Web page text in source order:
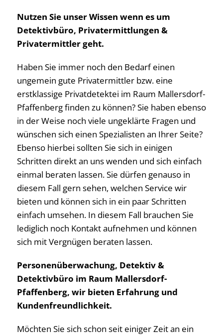
Nutzen Sie unser Wissen wenn es um
Detektivbüro, Privatermittlungen &
Privatermittler geht.
Haben Sie immer noch den Bedarf einen
ungemein gute Privatermittler bzw. eine
erstklassige Privatdetektei im Raum Mallersdorf-
Pfaffenberg finden zu können? Sie haben ebenso
in der Weise noch viele ungeklärte Fragen und
wünschen sich einen Spezialisten an Ihrer Seite?
Ebenso hierbei sollten Sie sich in einigen
Schritten direkt an uns wenden und sich einfach
einmal beraten lassen. Sie dürfen genauso in
diesem Fall gern sehen, welchen Service wir
bieten und können sich in ein paar Schritten
einfach umsehen. In diesem Fall brauchen Sie
lediglich noch Kontakt aufnehmen und können
sich mit Vergnügen beraten lassen.
Personenüberwachung, Detektiv &
Detektivbüro im Raum Mallersdorf-
Pfaffenberg, wir bieten Erfahrung und
Kundenfreundlichkeit.
Möchten Sie sich schon seit einiger Zeit an ein